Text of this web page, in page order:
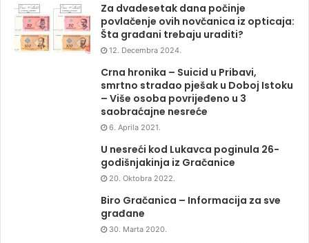
Za dvadesetak dana počinje
povlačenje ovih novčanica iz opticaja:
Šta građani trebaju uraditi?
12. Decembra 2024.
Crna hronika – Suicid u Pribavi,
smrtno stradao pješak u Doboj Istoku
– Više osoba povrijeđeno u 3
saobraćajne nesreće
6. Aprila 2021.
U nesreći kod Lukavca poginula 26-
godišnjakinja iz Gračanice
20. Oktobra 2022.
Biro Gračanica – Informacija za sve
građane
30. Marta 2020.